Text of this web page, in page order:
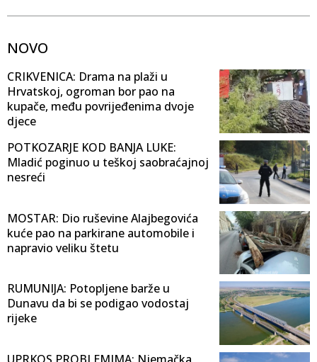
NOVO
CRIKVENICA: Drama na plaži u
Hrvatskoj, ogroman bor pao na
kupače, među povrijeđenima dvoje
djece
POTKOZARJE KOD BANJA LUKE:
Mladić poginuo u teškoj saobraćajnoj
nesreći
MOSTAR: Dio ruševine Alajbegovića
kuće pao na parkirane automobile i
napravio veliku štetu
RUMUNIJA: Potopljene barže u
Dunavu da bi se podigao vodostaj
rijeke